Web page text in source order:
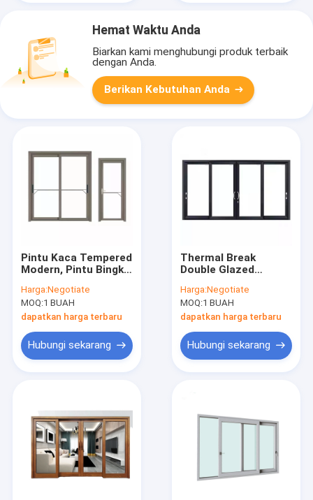
Hemat Waktu Anda
Biarkan kami menghubungi produk terbaik
dengan Anda.
Berikan Kebutuhan Anda
Pintu Kaca Tempered
Modern, Pintu Bingkai
Tahan Air
Harga:Negotiate
MOQ:1 BUAH
dapatkan harga terbaru
Hubungi sekarang
Thermal Break
Double Glazed
Window Door
Tempered Rendah E
Harga:Negotiate
MOQ:1 BUAH
dapatkan harga terbaru
Hubungi sekarang